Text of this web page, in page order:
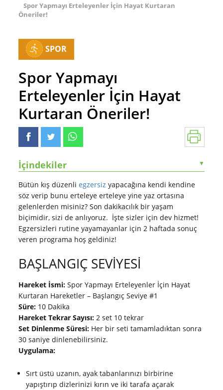
Spor Yapmayı Erteleyenler İçin Hayat Kurtaran
Öneriler!
SPOR
Spor Yapmayı
Erteleyenler İçin Hayat
Kurtaran Öneriler!
İçindekiler ▼
Bütün kış düzenliegzersizyapacağına kendi kendine
söz verip bunu erteleye erteleye yine yaz ortasına
gelenlerden misiniz? Son dakikacılık bir yaşam
biçimidir, sizi de anlıyoruz. İşte sizler için dev hizmet!
Egzersizleri rutine yayamayanlar için 2 haftada sonuç
veren programa hoş geldiniz!
BAŞLANGIÇ SEVİYESİ
Hareket İsmi: Spor Yapmayı Erteleyenler İçin Hayat
Kurtaran Hareketler – Başlangıç Seviye #1
Süre: 10 Dakika
Hareket Tekrar Sayısı: 2 set 10 tekrar
Set Dinlenme Süresi: Her bir seti tamamladıktan sonra
30 saniye dinlenebilirsiniz.
Uygulama:
Sırt üstü uzanın, ayak tabanlarınızı birbirine
yapıştırıp dizlerinizi kırın ve iki tarafa açarak